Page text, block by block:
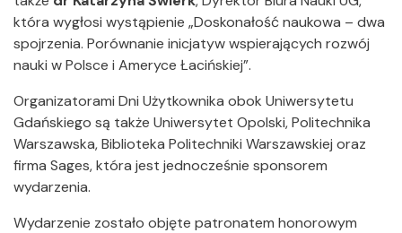
która wygłosi wystąpienie „Doskonałość naukowa – dwa
spojrzenia. Porównanie inicjatyw wspierających rozwój
nauki w Polsce i Ameryce Łacińskiej”.
Organizatorami Dni Użytkownika obok Uniwersytetu
Gdańskiego są także Uniwersytet Opolski, Politechnika
Warszawska, Biblioteka Politechniki Warszawskiej oraz
firma Sages, która jest jednocześnie sponsorem
wydarzenia.
Wydarzenie zostało objęte patronatem honorowym